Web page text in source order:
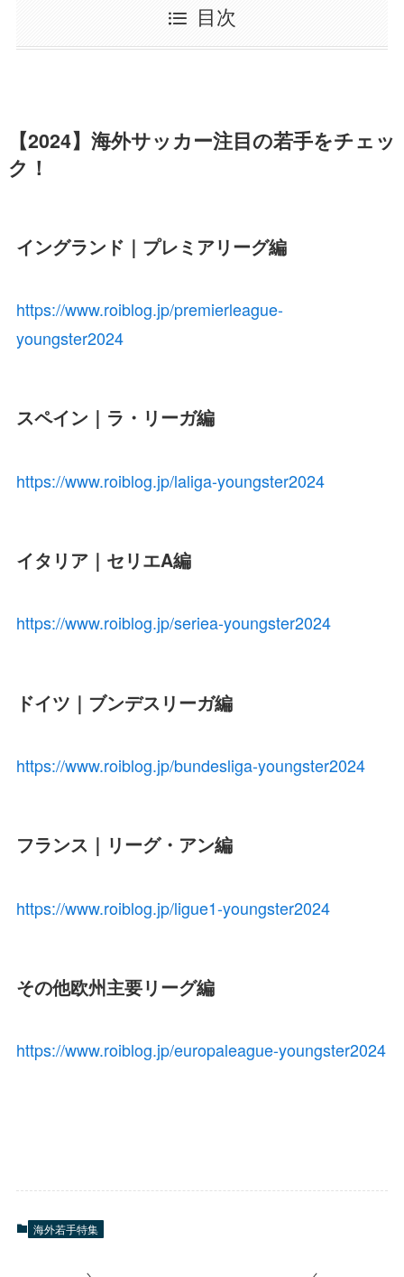
目次
【2024】海外サッカー注目の若手をチェッ
ク！
イングランド｜プレミアリーグ編
https://www.roiblog.jp/premierleague-
youngster2024
スペイン｜ラ・リーガ編
https://www.roiblog.jp/laliga-youngster2024
イタリア｜セリエA編
https://www.roiblog.jp/seriea-youngster2024
ドイツ｜ブンデスリーガ編
https://www.roiblog.jp/bundesliga-youngster2024
フランス｜リーグ・アン編
https://www.roiblog.jp/ligue1-youngster2024
その他欧州主要リーグ編
https://www.roiblog.jp/europaleague-youngster2024
海外若手特集